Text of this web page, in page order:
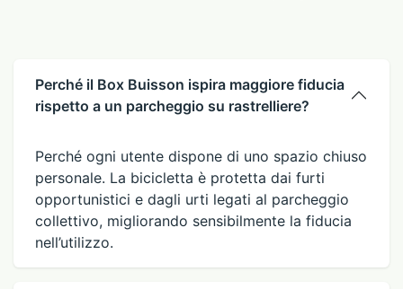
Perché il Box Buisson ispira maggiore fiducia
rispetto a un parcheggio su rastrelliere?
Perché ogni utente dispone di uno spazio chiuso
personale. La bicicletta è protetta dai furti
opportunistici e dagli urti legati al parcheggio
collettivo, migliorando sensibilmente la fiducia
nell’utilizzo.